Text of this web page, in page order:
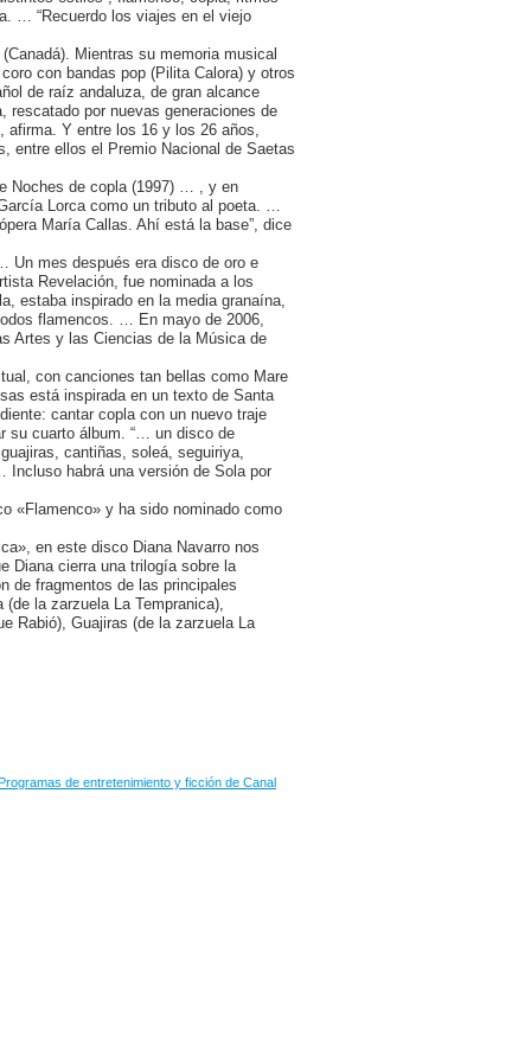
… “Recuerdo los viajes en el viejo
Mientras su memoria musical
con bandas pop (Pilita Calora) y otros
de raíz andaluza, de gran alcance
rescatado por nuevas generaciones de
afirma. Y entre los 16 y los 26 años,
entre ellos el Premio Nacional de Saetas
Noches de copla (1997) … , y en
Lorca como un tributo al poeta. …
María Callas. Ahí está la base”, dice
Un mes después era disco de oro e
Revelación, fue nominada a los
estaba inspirado en la media granaína,
flamencos. … En mayo de 2006,
Artes y las Ciencias de la Música de
con canciones tan bellas como Mare
está inspirada en un texto de Santa
cantar copla con un nuevo traje
su cuarto álbum. “… un disco de
cantiñas, soleá, seguiriya,
Incluso habrá una versión de Sola por
«Flamenco» y ha sido nominado como
en este disco Diana Navarro nos
Diana cierra una trilogía sobre la
de fragmentos de las principales
la zarzuela La Tempranica),
Rabió), Guajiras (de la zarzuela La
de entretenimiento y ficción de Canal